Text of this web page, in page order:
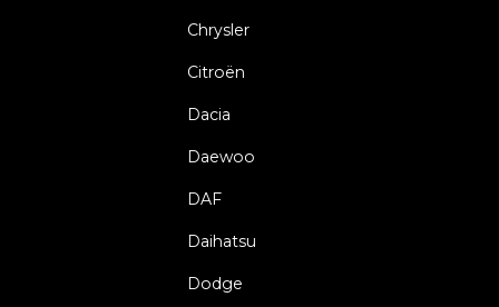
Chrysler
Citroën
Dacia
Daewoo
DAF
Daihatsu
Dodge